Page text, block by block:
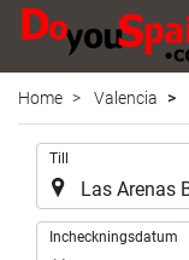
Home Valencia
Till
Incheckningsdatum